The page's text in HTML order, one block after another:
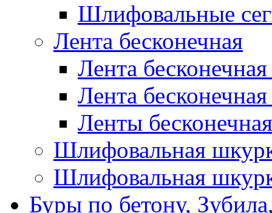
Шлифовальные
Лента бесконечная
Лента
Лента
Ленты
Шлифовальная
Шлифовальная
Буры по бетону,